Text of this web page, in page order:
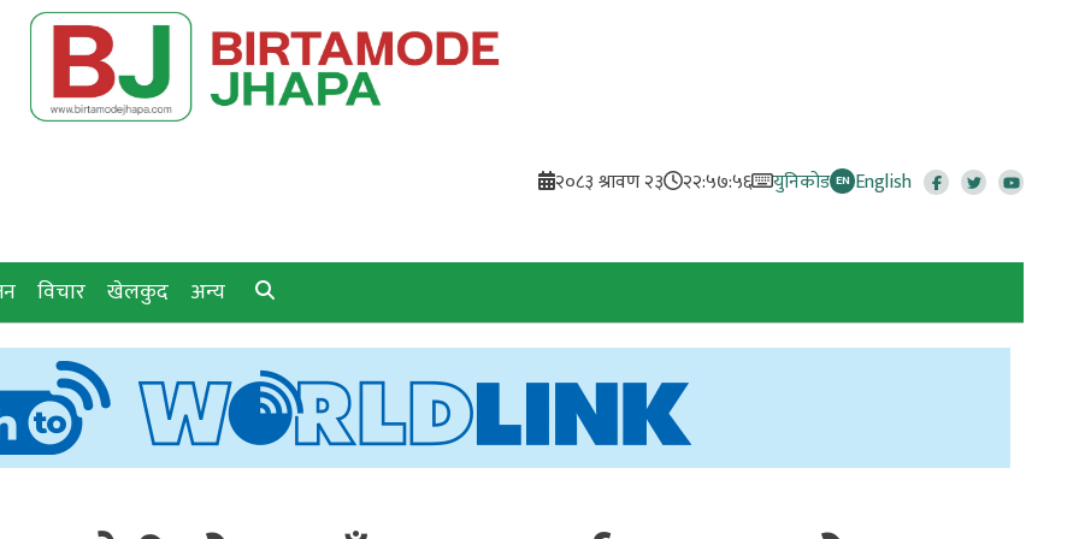
२०८३ श्रावण २३ २२:५७:५७ युनिकोड EN English
विचार खेलकुद अन्य